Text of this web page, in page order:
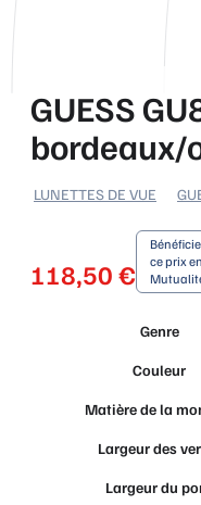
GUESS
bordeaux/
LUNETTES DE VUE
118,50 €
ce prix
Genre
Couleur
Matière de la
Largeur des
Largeur du